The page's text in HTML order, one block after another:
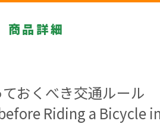
商品詳細
おくべき交通ルール
Riding a Bicycle